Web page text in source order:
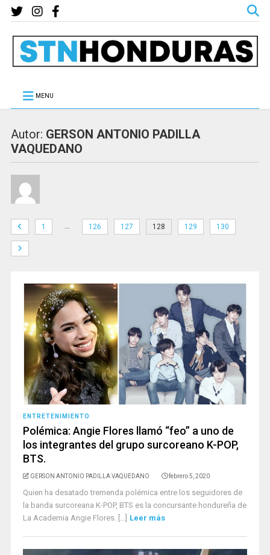
MENU
Autor: GERSON ANTONIO PADILLA
VAQUEDANO
1 … 126 127 128 129 130
ENTRETENIMIENTO
Polémica: Angie Flores llamó “feo” a uno de
los integrantes del grupo surcoreano K-POP,
BTS.
GERSON ANTONIO PADILLA VAQUEDANO febrero 5, 2020
Quien ha desatado tremenda polémica entre los seguidores de
la banda surcoreana K-POP, BTS es la concursante hondureña de
La Academia Angie Flores. [...] Leer más